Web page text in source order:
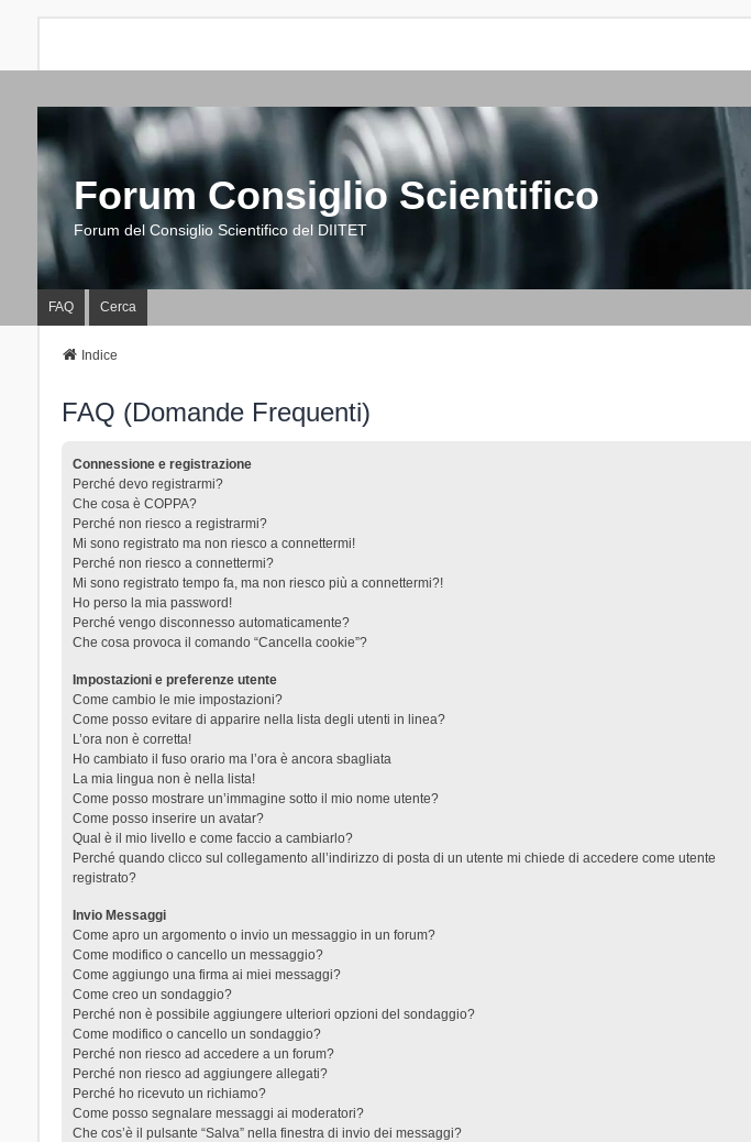
Forum Consiglio Scientifico
Forum del Consiglio Scientifico del DIITET
FAQ Cerca
Indice
FAQ (Domande Frequenti)
Connessione e registrazione
Perché devo registrarmi?
Che cosa è COPPA?
Perché non riesco a registrarmi?
Mi sono registrato ma non riesco a connettermi!
Perché non riesco a connettermi?
Mi sono registrato tempo fa, ma non riesco più a connettermi?!
Ho perso la mia password!
Perché vengo disconnesso automaticamente?
Che cosa provoca il comando “Cancella cookie”?
Impostazioni e preferenze utente
Come cambio le mie impostazioni?
Come posso evitare di apparire nella lista degli utenti in linea?
L’ora non è corretta!
Ho cambiato il fuso orario ma l’ora è ancora sbagliata
La mia lingua non è nella lista!
Come posso mostrare un’immagine sotto il mio nome utente?
Come posso inserire un avatar?
Qual è il mio livello e come faccio a cambiarlo?
Perché quando clicco sul collegamento all’indirizzo di posta di un utente mi chiede di accedere come utente
registrato?
Invio Messaggi
Come apro un argomento o invio un messaggio in un forum?
Come modifico o cancello un messaggio?
Come aggiungo una firma ai miei messaggi?
Come creo un sondaggio?
Perché non è possibile aggiungere ulteriori opzioni del sondaggio?
Come modifico o cancello un sondaggio?
Perché non riesco ad accedere a un forum?
Perché non riesco ad aggiungere allegati?
Perché ho ricevuto un richiamo?
Come posso segnalare messaggi ai moderatori?
Che cos’è il pulsante “Salva” nella finestra di invio dei messaggi?